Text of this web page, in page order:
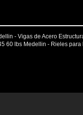
- Vigas de Acero
60 lbs Medellin - Rieles para